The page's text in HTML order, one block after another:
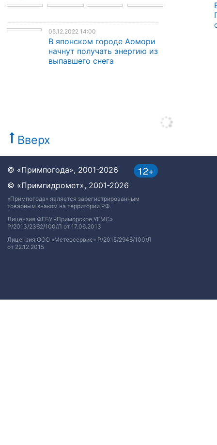
05.12.2022 14:00
В японском городе Аомори
начнут получать энергию из
выпавшего снега
Вверх
12+
© «Примпогода», 2001-2026
© «Примгидромет», 2001-2026
«Примпогода» является зарегистрированным
товарным знаком на территории РФ.
Лицензия ФГБУ «Приморское УГМС»
Р/2013/2362/100/Л от 17.06.2013
Лицензия ООО «Метеосервис» Р/2015/2946/100/Л
от 22.12.2015